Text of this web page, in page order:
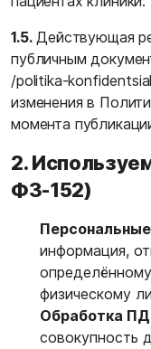
1.5.Действующая
публичным
/politika-
изменения в
момента
2.
ФЗ-152)
информация,
физическому
Обработка ПД
совокупность